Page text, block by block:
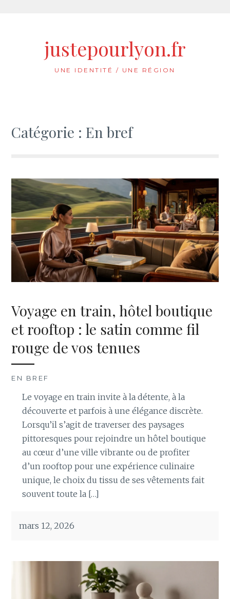
justepourlyon.fr
UNE IDENTITÉ / UNE RÉGION
Catégorie :En bref
Voyage en train, hôtel boutique
et rooftop : le satin comme fil
rouge de vos tenues
EN BREF
Le voyage en train invite à la détente, à la
découverte et parfois à une élégance discrète.
Lorsqu’il s’agit de traverser des paysages
pittoresques pour rejoindre un hôtel boutique
au cœur d’une ville vibrante ou de profiter
d’un rooftop pour une expérience culinaire
unique, le choix du tissu de ses vêtements fait
souvent toute la […]
mars 12, 2026